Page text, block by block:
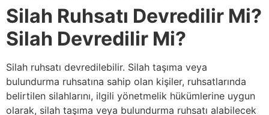
Silah Ruhsatı Devredilir Mi?
Silah Devredilir Mi?
Silah ruhsatı devredilebilir. Silah taşıma veya
bulundurma ruhsatına sahip olan kişiler, ruhsatlarında
belirtilen silahlarını, ilgili yönetmelik hükümlerine uygun
olarak, silah taşıma veya bulundurma ruhsatı alabilecek